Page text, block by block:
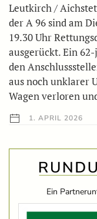
Leutkirch /
der A 96 sind am
19.30 Uhr
ausgerückt. Ein
den
aus noch unklarer
Wagen verloren
1. APRIL 2026
Ein